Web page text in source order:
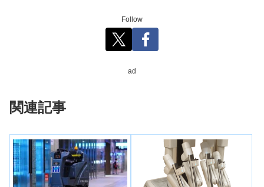
Follow
ad
関連記事